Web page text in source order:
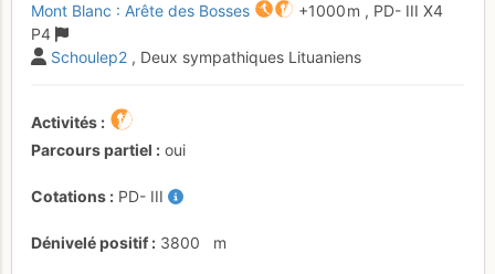
Mont Blanc : Arête des Bosses +1000 m , PD- III X4
P4
Schoulep2 , Deux sympathiques Lituaniens
Activités
Parcours partiel
oui
Cotations PD- III
Dénivelé positif 3800 m